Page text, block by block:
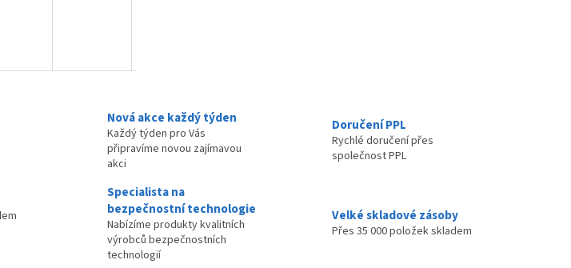
Nová akce každý týden
Každý týden pro Vás
připravíme novou zajímavou
akci
Doručení PPL
Rychlé doručení přes
společnost PPL
Specialista na
bezpečnostní technologie
Nabízíme produkty kvalitních
výrobců bezpečnostních
technologií
Velké skladové zásoby
Přes 35 000 položek skladem